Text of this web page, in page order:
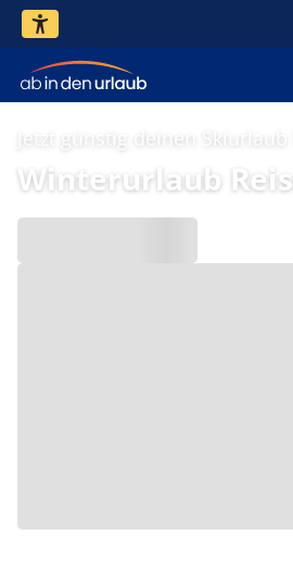
Jetzt günstig deinen Skiurlaub
Winterurlaub